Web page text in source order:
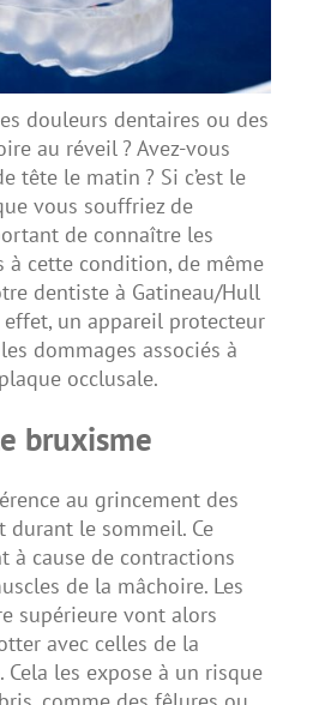
douleurs dentaires ou des
au réveil ? Avez-vous
tête le matin ? Si c’est le
vous souffriez de
de connaître les
à cette condition, de même
dentiste à Gatineau/Hull
effet, un appareil protecteur
dommages associés à
occlusale.
bruxisme
au grincement des
le sommeil. Ce
à cause de contractions
de la mâchoire. Les
supérieure vont alors
avec celles de la
les expose à un risque